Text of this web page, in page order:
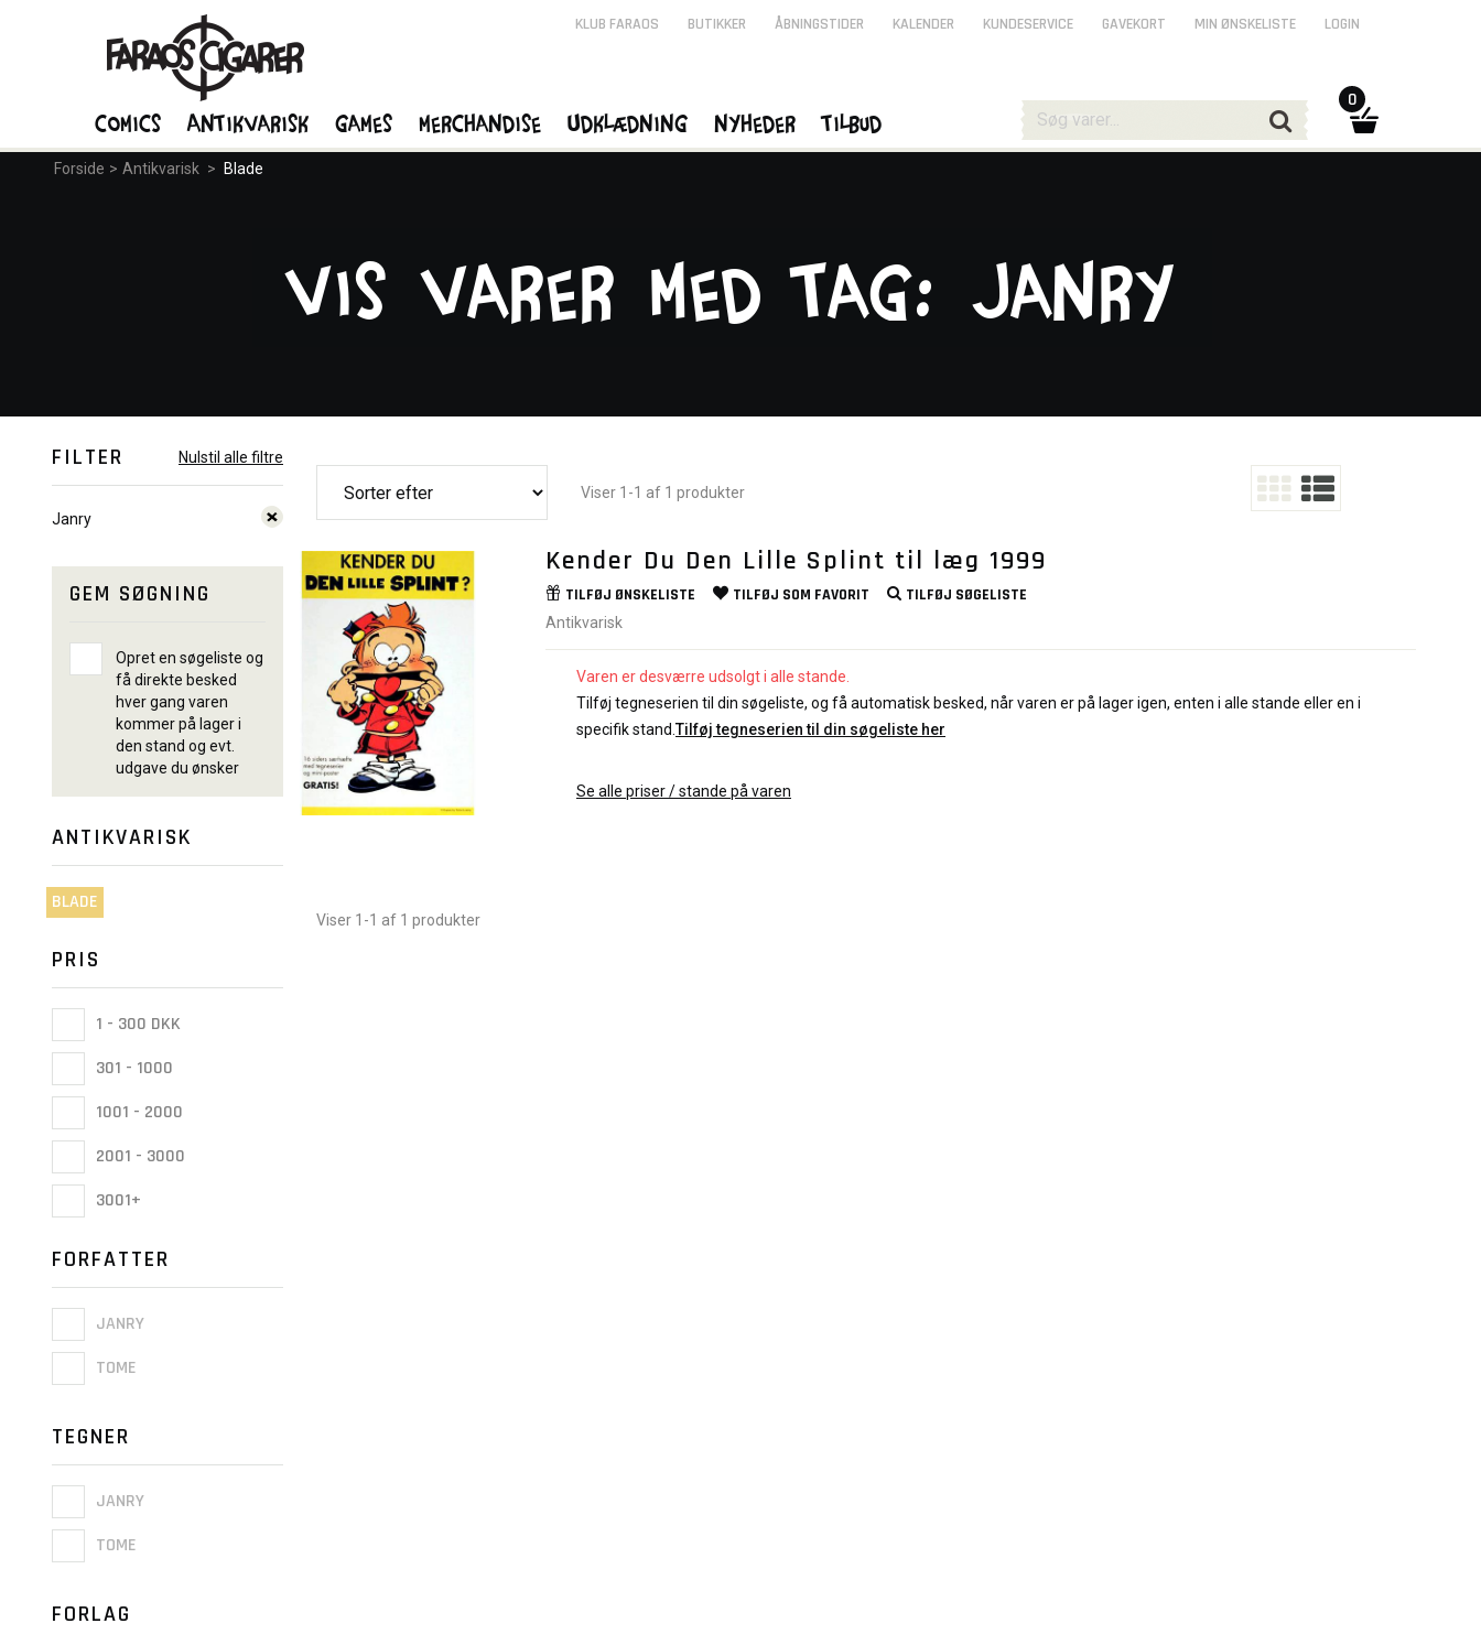
Forside > Antikvarisk > Blade
Vis varer med tag: Janry
FILTER Nulstil alle filtre
Janry
GEM SØGNING
Opret en søgeliste og
få direkte besked
hver gang varen
kommer på lager i
den stand og evt.
udgave du ønsker
ANTIKVARISK
BLADE
PRIS
1 - 300 DKK
301 - 1000
1001 - 2000
2001 - 3000
3001+
FORFATTER
JANRY
TOME
TEGNER
JANRY
TOME
FORLAG
Viser 1-1 af 1 produkter
Kender Du Den Lille Splint til læg 1999
TILFØJ ØNSKELISTE TILFØJ SOM FAVORIT TILFØJ SØGELISTE
Antikvarisk
Varen er desværre udsolgt i alle stande.
Tilføj tegneserien til din søgeliste, og få automatisk besked, når varen er på lager igen, enten i alle stande eller en i
specifik stand. Tilføj tegneserien til din søgeliste her
Se alle priser / stande på varen
Viser 1-1 af 1 produkter
KLUB FARAOS BUTIKKER ÅBNINGSTIDER KALENDER KUNDESERVICE GAVEKORT MIN ØNSKELISTE LOGIN
Comics Antikvarisk Games Merchandise Udklædning Nyheder Tilbud
0